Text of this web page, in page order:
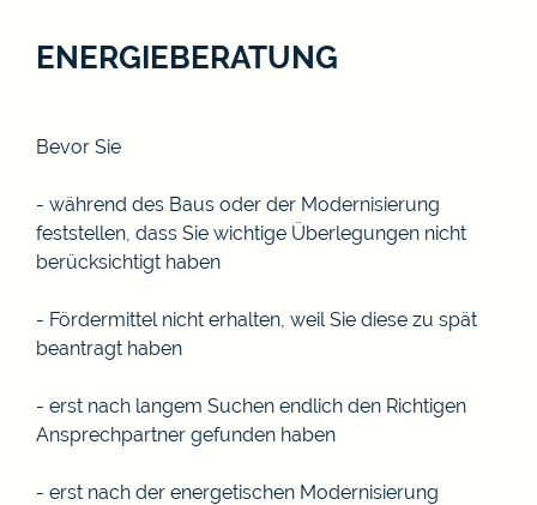
ENERGIEBERATUNG
Bevor Sie
- während des Baus oder der Modernisierung
feststellen, dass Sie wichtige Überlegungen nicht
berücksichtigt haben
- Fördermittel nicht erhalten, weil Sie diese zu spät
beantragt haben
- erst nach langem Suchen endlich den Richtigen
Ansprechpartner gefunden haben
- erst nach der energetischen Modernisierung